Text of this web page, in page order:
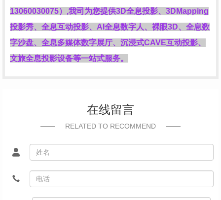
13060030075）,我司为您提供3D全息投影、3DMapping
投影秀、全息互动投影、AI全息数字人、裸眼3D、全息数
字沙盘、全息多媒体数字展厅、沉浸式CAVE互动投影、
文旅全息投影设备等一站式服务。
在线留言
RELATED TO RECOMMEND